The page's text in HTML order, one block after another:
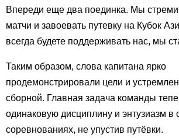
Впереди еще два поединка. Мы
матчи и завоевать путевку на Кубок
всегда будете поддерживать нас, мы
Таким образом, слова капитана ярко
продемонстрировали цели и
сборной. Главная задача команды
одинаковую дисциплину и энтузиазм в
соревнованиях, не упустив путёвки.